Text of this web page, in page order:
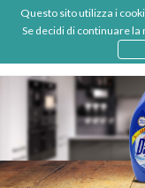
Questo sito utilizza i
Se decidi di continuare